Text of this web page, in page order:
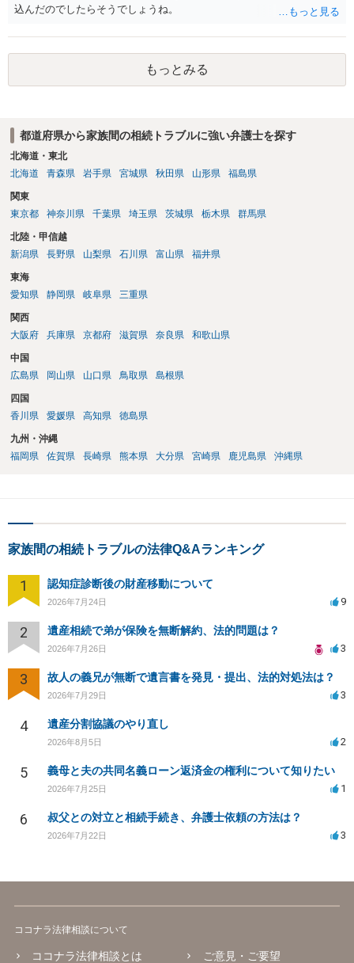
込んだのでしたらそうでしょうね。
もっとみる
都道府県から家族間の相続トラブルに強い弁護士を探す
北海道・東北
北海道
青森県 岩手県 宮城県 秋田県 山形県 福島県
関東
東京都
神奈川県 千葉県 埼玉県 茨城県 栃木県 群馬県
北陸・甲信越
新潟県
長野県 山梨県 石川県 富山県 福井県
東海
愛知県
静岡県 岐阜県 三重県
関西
大阪府
兵庫県 京都府 滋賀県 奈良県 和歌山県
中国
広島県
岡山県 山口県 鳥取県 島根県
四国
香川県
愛媛県 高知県 徳島県
九州・沖縄
福岡県
佐賀県 長崎県 熊本県 大分県 宮崎県 鹿児島県 沖縄県
家族間の相続トラブルの法律Q&Aランキング
1 認知症診断後の財産移動について
2026年7月24日 9
2 遺産相続で弟が保険を無断解約、法的問題は？
2026年7月26日 3
3 故人の義兄が無断で遺言書を発見・提出、法的対処法は？
2026年7月29日 3
4 遺産分割協議のやり直し
2026年8月5日 2
5 義母と夫の共同名義ローン返済金の権利について知りたい
2026年7月25日 1
6 叔父との対立と相続手続き、弁護士依頼の方法は？
2026年7月22日 3
ココナラ法律相談について
ココナラ法律相談とは ご意見・ご要望